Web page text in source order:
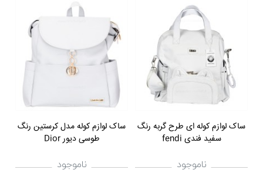
ساک لوازم کوله ای طرح گربه رنگ
سفید فندی fendi
ناموجود
ساک لوازم کوله مدل کرستین رنگ
طوسی دیور Dior
ناموجود